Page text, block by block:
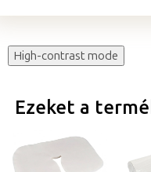
High-contrast mode
Ezeket a